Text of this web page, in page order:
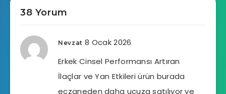
38 Yorum
Nevzat 8 Ocak 2026
Erkek Cinsel Performansı Artıran
İlaçlar ve Yan Etkileri ürün burada
eczaneden daha ucuza satılıyor ve